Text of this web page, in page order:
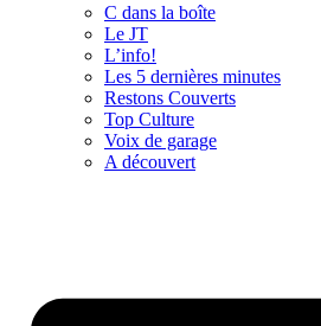
C dans la boîte
Le JT
L’info!
Les 5 dernières minutes
Restons Couverts
Top Culture
Voix de garage
A découvert